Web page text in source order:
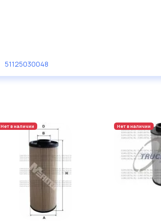
51125030048
Нет в наличии Нет в наличии